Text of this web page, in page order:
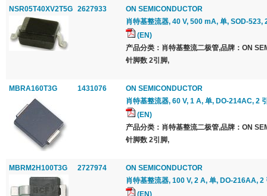
NSR05T40XV2T5G 2627933
ON SEMICONDUCTOR
肖特基整流器, 40 V, 500 mA, 单, SOD-523,
(EN)
产品分类：肖特基整流二极管,品牌：ON
针脚数 2引脚,
MBRA160T3G 1431076
ON SEMICONDUCTOR
肖特基整流器, 60 V, 1 A, 单, DO-214AC, 2
(EN)
产品分类：肖特基整流二极管,品牌：ON
针脚数 2引脚,
MBRM2H100T3G 2727974
ON SEMICONDUCTOR
肖特基整流器, 100 V, 2 A, 单, DO-216AA, 2
(EN)